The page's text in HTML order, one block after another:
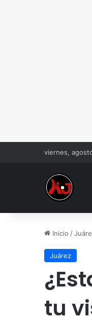
viernes,
Inicio /
Juárez
tu